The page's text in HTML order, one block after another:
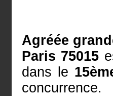
Agréée
Paris 75015
dans le
concurrence.